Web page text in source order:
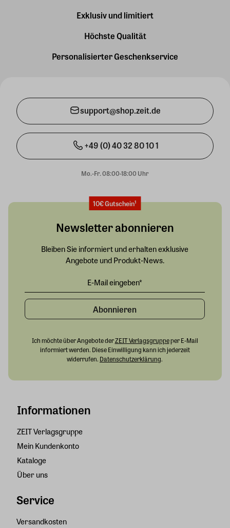
Exklusiv und limitiert
Höchste Qualität
Personalisierter Geschenkservice
support@shop.zeit.de
+49 (0) 40 32 80 10 1
Mo.-Fr. 08:00-18:00 Uhr
Informationen
ZEIT Verlagsgruppe
Mein Kundenkonto
Kataloge
Über uns
Service
Versandkosten
10€ Gutschein¹
Newsletter abonnieren
Bleiben Sie informiert und erhalten exklusive
Angebote und Produkt-News.
Abonnieren
Ich möchte über Angebote derZEIT Verlagsgruppeper E-Mail
informiert werden. Diese Einwilligung kann ich jederzeit
widerrufen. Datenschutzerklärung.